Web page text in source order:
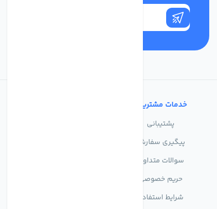
خدمات مشتریان
پشتیبانی
پیگیری سفارش
سوالات متداول
حریم خصوصی
شرایط استفاده